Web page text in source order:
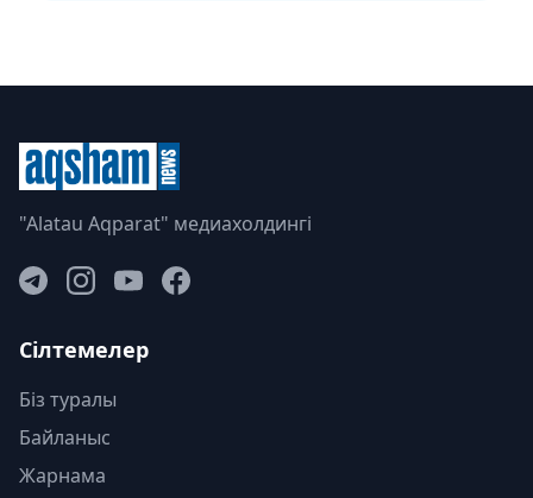
"Alatau Aqparat" медиахолдингі
Сілтемелер
Біз туралы
Байланыс
Жарнама